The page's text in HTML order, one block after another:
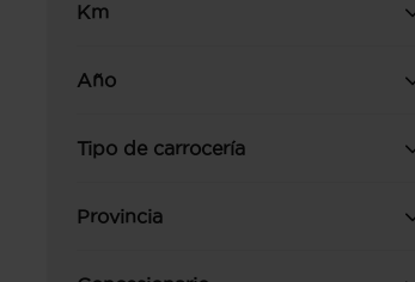
Km
Año
Tipo de carrocería
Provincia